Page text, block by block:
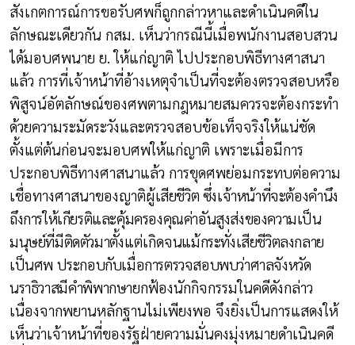
สังเกตการณ์การขอรับศพก็ถูกกล่าวหาและดำเนินคดีใน
ลักษณะเดียวกัน กสม. เห็นว่ากรณีนี้เมื่อพนักงานสอบสวน
ได้มอบศพนาย ย. ให้แก่ญาติ ไปประกอบพิธีทางศาสนา
แล้ว การที่เจ้าหน้าที่อ้างเหตุจำเป็นที่จะต้องตรวจสอบหรือ
พิสูจน์อัตลักษณ์ของศพตามกฎหมายสมควรจะต้องกระทำ
ด้วยความระมัดระวังและตรวจสอบข้อเท็จจริงให้แน่ชัด
ตั้งแต่ต้นก่อนจะมอบศพให้แก่ญาติ เพราะเมื่อมีการ
ประกอบพิธีทางศาสนาแล้ว การขุดศพย่อมกระทบต่อความ
เชื่อทางศาสนาของญาติผู้เสียชีวิต ซึ่งเจ้าหน้าที่จะต้องคำนึง
ถึงการให้เกียรติและคุ้มครองคุณค่าอันสูงส่งของความเป็น
มนุษย์ที่มีติดตัวมาตั้งแต่เกิดจนแม้กระทั่งเสียชีวิตลงกลาย
เป็นศพ ประกอบกับเมื่อการตรวจสอบพบว่าศาลจังหวัด
นราธิวาสมีคำพิพากษายกฟ้องนักกิจกรรมในคดีดังกล่าว
เนื่องจากพยานหลักฐานไม่เพียงพอ จึงยิ่งเป็นการแสดงให้
เห็นว่าเจ้าหน้าที่ของรัฐฝ่ายความมั่นคงมุ่งหมายดำเนินคดี